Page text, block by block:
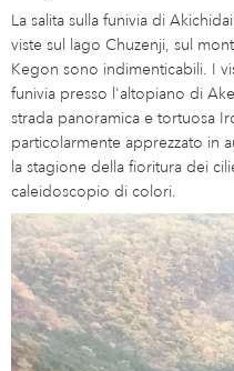
La salita sulla funivia di
viste sul lago Chuzenji, sul
Kegon sono indimenticabili. I
funivia presso l'altopiano di
strada panoramica e tortuosa
particolarmente apprezzato in
la stagione della fioritura dei
caleidoscopio di colori.